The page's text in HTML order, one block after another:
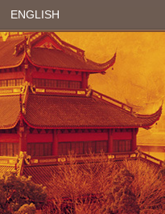
ENGLISH